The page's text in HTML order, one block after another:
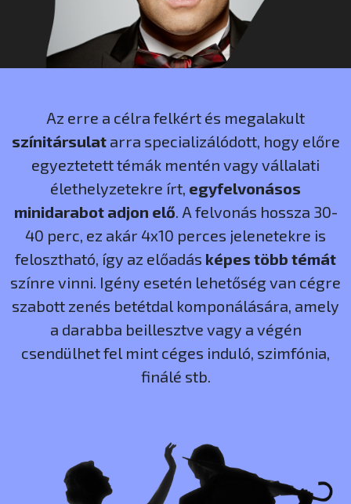
Az erre a célra felkért és megalakult
színitársulatarra specializálódott, hogy előre
egyeztetett témák mentén vagy vállalati
élethelyzetekre írt, egyfelvonásos
minidarabot adjon elő. A felvonás hossza 30-
40 perc, ez akár 4x10 perces jelenetekre is
felosztható, így az előadás képes több témát
színre vinni. Igény esetén lehetőség van cégre
szabott zenés betétdal komponálására, amely
a darabba beillesztve vagy a végén
csendülhet fel mint céges induló, szimfónia,
finálé stb.